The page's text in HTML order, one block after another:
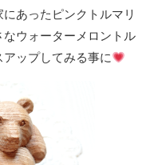
あったピンクトルマリ
ウォーターメロントル
ップしてみる事に